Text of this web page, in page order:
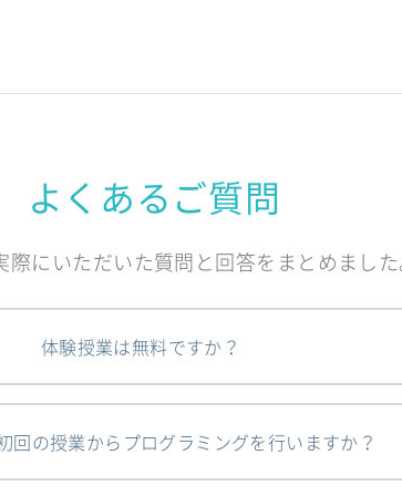
よくあるご質問
際にいただいた質問と回答をまとめまし
体験授業は無料ですか？
回の授業からプログラミングを行いますか？